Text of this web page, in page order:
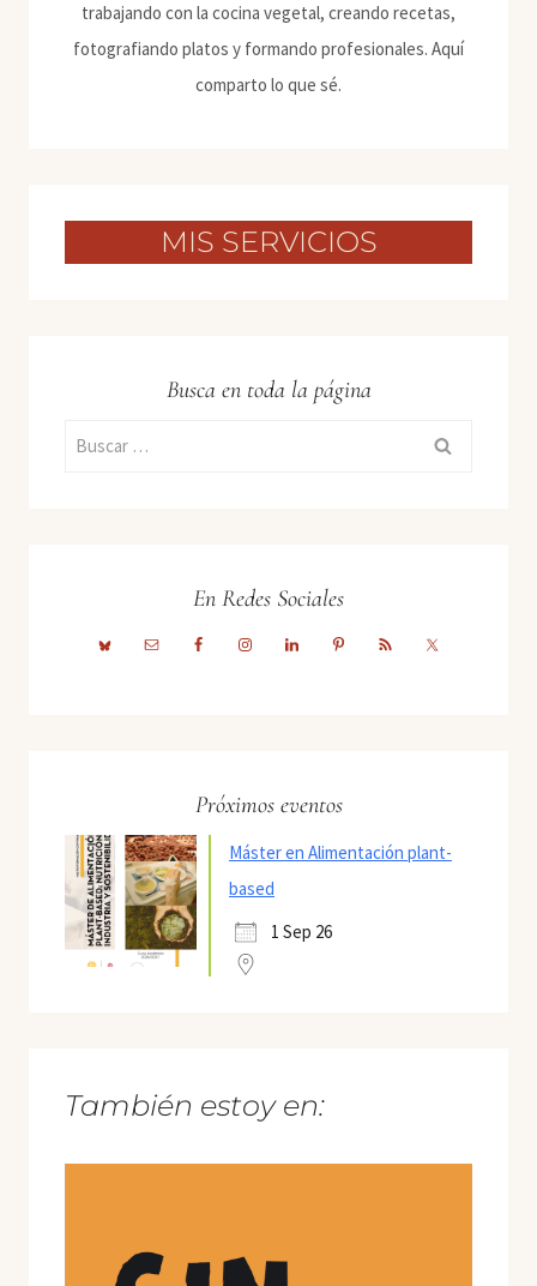
trabajando con la cocina vegetal, creando recetas,
fotografiando platos y formando profesionales. Aquí
comparto lo que sé.
MIS SERVICIOS
Busca en toda la página
Buscar:
En Redes Sociales
Próximos eventos
Máster en Alimentación plant-
based
1 Sep 26
También estoy en: